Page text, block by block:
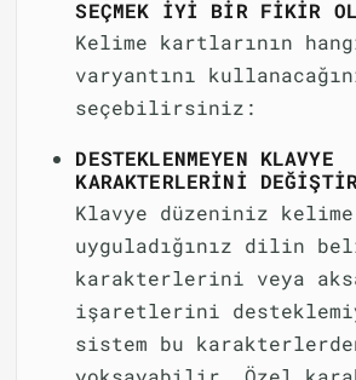
SEÇMEK IYI BIR FIKIR
Kelime kartlarının
varyantını
seçebilirsiniz:
DESTEKLENMEYEN KLAVYE
KARAKTERLERINI
Klavye düzeniniz
uyguladığınız dilin
karakterlerini veya
işaretlerini
sistem bu